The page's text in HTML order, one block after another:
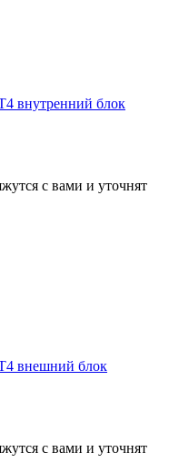
внутренний блок
с вами и уточнят
внешний блок
с вами и уточнят